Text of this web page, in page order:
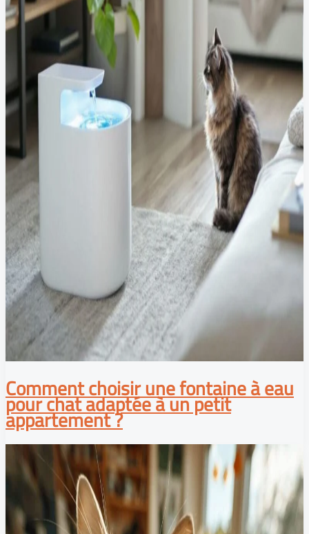
Comment choisir une fontaine à eau
pour chat adaptée à un petit
appartement ?